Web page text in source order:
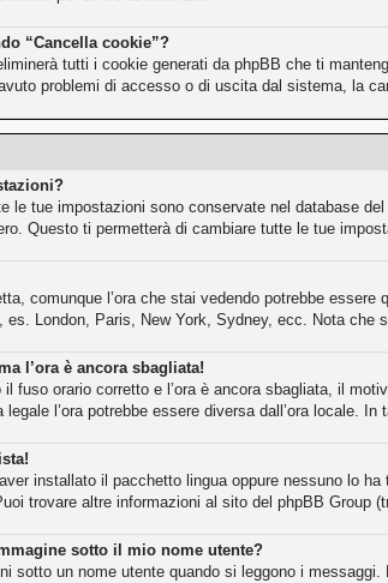
“Cancella cookie”?
tutti i cookie generati da phpBB che ti
problemi di accesso o di uscita dal sistema, la
le tue impostazioni sono conservate nel database
Questo ti permetterà di cambiare tutte le tue
comunque l’ora che stai vedendo potrebbe
es. London, Paris, New York, Sydney, ecc. Nota
l’ora è ancora sbagliata!
fuso orario corretto e l’ora è ancora sbagliata, il
legale l’ora potrebbe essere diversa dall’ora locale.
aver installato il pacchetto lingua oppure nessuno lo
trovare altre informazioni al sito del phpBB Group
sotto il mio nome utente?
sotto un nome utente quando si leggono i